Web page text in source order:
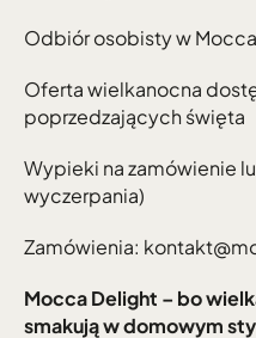
Odbiór osobisty w
Oferta wielkanocna
poprzedzających święta
Wypieki na zamówienie
wyczerpania)
Zamówienia:
Mocca Delight – bo
smakują w domowym